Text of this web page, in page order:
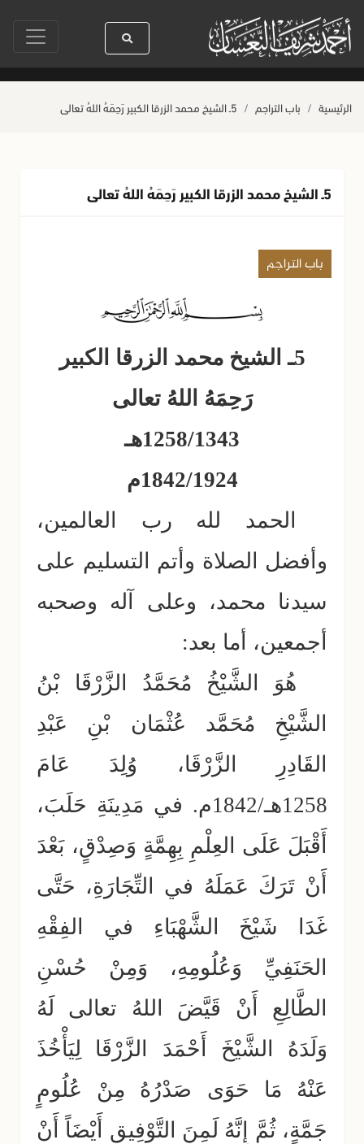
الله ﷺ كله رحمة صلاة آخر أربعاء من صفر حياة القلوب وصحتها
الرئيسية باب التراجم 5ـ الشيخ محمد الزرقا الكبير رَحِمَهُ اللهُ تعالى
5ـ الشيخ محمد الزرقا الكبير رَحِمَهُ اللهُ تعالى
باب التراجم
5ـ الشيخ محمد الزرقا الكبير
رَحِمَهُ اللهُ تعالى
1258/1343هـ
1842/1924م
الحمد لله رب العالمين،
وأفضل الصلاة وأتم التسليم على
سيدنا محمد، وعلى آله وصحبه
أجمعين، أما بعد:
هُوَ الشَّيْخُ مُحَمَّدُ الزَّرْقَا بْنُ
الشَّيْخِ مُحَمَّد عُثْمَان بْنِ عَبْدِ
القَادِرِ الزَّرْقَا، وُلِدَ عَامَ
1258هـ/1842م. في مَدِينَةِ حَلَبَ،
أَقْبَلَ عَلَى العِلْمِ بِهِمَّةٍ وَصِدْقٍ، بَعْدَ
أَنْ تَرَكَ عَمَلَهُ في التِّجَارَةِ، حَتَّى
غَدَا شَيْخَ الشَّهْبَاءِ في الفِقْهِ
الحَنَفِيِّ وَعُلُومِهِ، وَمِنْ حُسْنِ
الطَّالِعِ أَنْ قَيَّضَ اللهُ تعالى لَهُ
وَلَدَهُ الشَّيْخَ أَحْمَدَ الزَّرْقَا لِيَأْخُذَ
عَنْهُ مَا حَوَى صَدْرُهُ مِنْ عُلُومٍ
جَمَّةٍ، ثُمَّ إِنَّهُ لَمِنَ التَّوْفِيقِ أَيْضَاً أَنْ